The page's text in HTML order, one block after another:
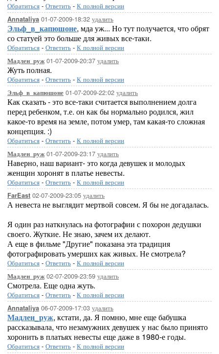
Обратиться - Ответить - К полной версии
Annataliya 01-07-2009-18:32 удалить
Эльф_в_капюшоне, мда уж... Но тут получается, что обрят
со статуей это больше для живых все-таки.
Обратиться - Ответить - К полной версии
Мадлен_руж01-07-2009-20:37 удалить
Жуть полная.
Обратиться - Ответить - К полной версии
Эльф_в_капюшоне 01-07-2009-22:02 удалить
Как сказать - это все-таки считается выполнением долга
перед ребенком, т.е. он как бы нормально родился, жил
какое-то время на земле, потом умер, там какая-то сложная
концепция. :)
Обратиться - Ответить - К полной версии
Мадлен_руж01-07-2009-23:17 удалить
Наверно, наш вариант- это когда девушек и молодых
женщин хоронят в платье невесты.
Обратиться - Ответить - К полной версии
FarEast 02-07-2009-23:05 удалить
А невеста не выглядит мертвой совсем. Я бы не догадалась.
Я один раз наткнулась на фотографии с похорон дедушки
своего. Жуткие. Не знаю, зачем их делают.
А еще в фильме "Другие" показана эта традиция
фотографировать умерших как живых. Не смотрела?
Обратиться - Ответить - К полной версии
Мадлен_руж02-07-2009-23:59 удалить
Смотрела. Еще одна жуть.
Обратиться - Ответить - К полной версии
Annataliya 06-07-2009-17:03 удалить
Мадлен_руж, кстати, да. Я помню, мне еще бабушка
рассказывала, что незамужних девушек у нас было принято
хоронить в платьях невесты еще даже в 1980-е годы.
Обратиться - Ответить - К полной версии